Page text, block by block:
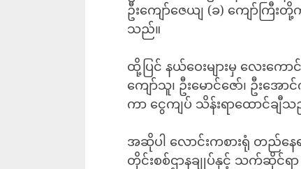
ဦးကျော်ဇေယျ (ခ) ကျော်ကြီး
သည်။
ထို့ပြင် နယ်ဝေးများမှ လေးကော
ကျော်သူ၊ ဦးမောင်ဇော်၊ ဦးအေ
ကာ ငွေကျပ် သိန်းရာထောင်ချီသည့်
အဆိုပါ လောင်းကစားရုံ တည်နေ
တိုင်းစစ်ဌာနချုပ်နှင့် သက်ဆိုင်ရ